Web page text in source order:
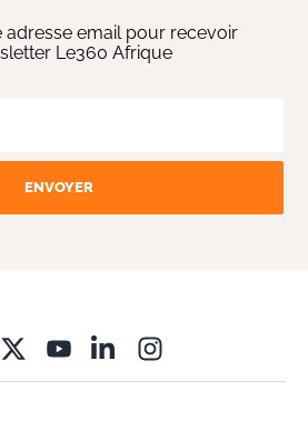
adresse email pour recevoir
Le360 Afrique
ENVOYER